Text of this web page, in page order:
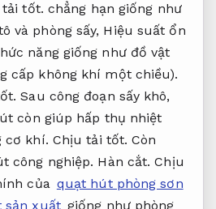
tải tốt. chẳng hạn giống như
và phòng sấy, Hiệu suất ổn
năng giống như đồ vật
cấp không khí một chiều).
Sau công đoạn sấy khô,
còn giúp hấp thụ nhiệt
cơ khí. Chịu tải tốt. Còn
công nghiệp. Hàn cắt. Chịu
của quạt hút phòng sơn
sản xuất giống như phòng